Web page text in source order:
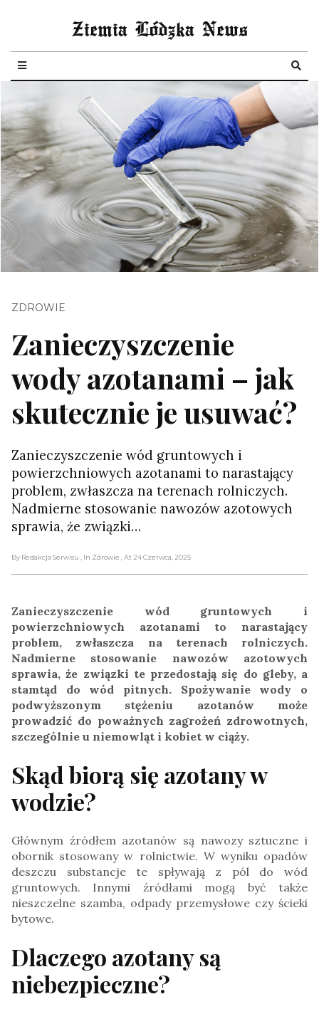
Ziemia Lódzka News
ZDROWIE
Zanieczyszczenie
wody azotanami – jak
skutecznie je usuwać?
Zanieczyszczenie wód gruntowych i
powierzchniowych azotanami to narastający
problem, zwłaszcza na terenach rolniczych.
Nadmierne stosowanie nawozów azotowych
sprawia, że związki…
By Redakcja Serwisu , In Zdrowie , At 24 Czerwca, 2025
Zanieczyszczenie wód gruntowych i
powierzchniowych azotanami to narastający
problem, zwłaszcza na terenach rolniczych.
Nadmierne stosowanie nawozów azotowych
sprawia, że związki te przedostają się do gleby, a
stamtąd do wód pitnych. Spożywanie wody o
podwyższonym stężeniu azotanów może
prowadzić do poważnych zagrożeń zdrowotnych,
szczególnie u niemowląt i kobiet w ciąży.
Skąd biorą się azotany w
wodzie?
Głównym źródłem azotanów są nawozy sztuczne i
obornik stosowany w rolnictwie. W wyniku opadów
deszczu substancje te spływają z pól do wód
gruntowych. Innymi źródłami mogą być także
nieszczelne szamba, odpady przemysłowe czy ścieki
bytowe.
Dlaczego azotany są
niebezpieczne?